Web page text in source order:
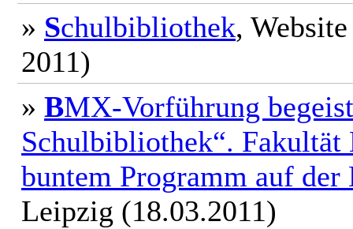
» Schulbibliothek,
2011)
» BMX-Vorführung
Schulbibliothek“.
buntem Programm auf der
Leipzig (18.03.2011)